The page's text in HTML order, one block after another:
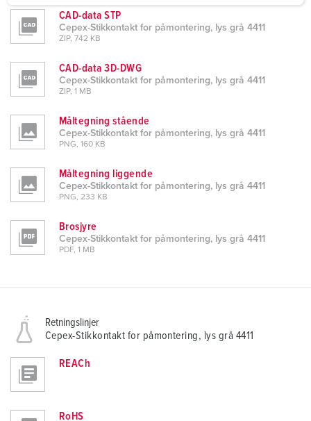
a
l
CAD-data STP
Cepex-Stikkontakt for påmontering, lys grå 4411
ZIP, 742 KB
CAD-data 3D-DWG
Cepex-Stikkontakt for påmontering, lys grå 4411
ZIP, 1 MB
Måltegning stående
Cepex-Stikkontakt for påmontering, lys grå 4411
PNG, 160 KB
Måltegning liggende
Cepex-Stikkontakt for påmontering, lys grå 4411
PNG, 233 KB
Brosjyre
Cepex-Stikkontakt for påmontering, lys grå 4411
PDF, 1 MB
Retningslinjer
Cepex-Stikkontakt for påmontering, lys grå 4411
REACh
RoHS